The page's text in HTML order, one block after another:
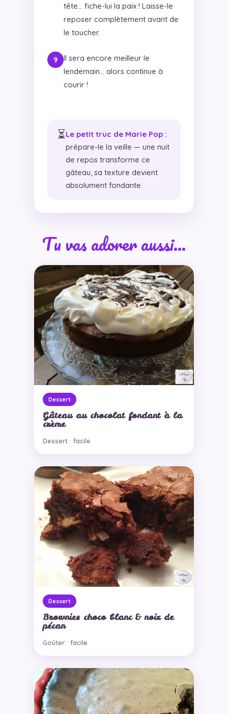
tête… fiche-lui la paix ! Laisse-le
reposer complètement avant de
le toucher.
Il sera encore meilleur le
lendemain… alors continue à
courir !
⏳Le petit truc de Marie Pop :
prépare-le la veille — une nuit
de repos transforme ce
gâteau, sa texture devient
absolument fondante.
Tu vas adorer aussi…
Dessert
Gâteau au chocolat fondant à la
crème
Dessert · facile
Dessert
Brownies choco blanc & noix de
pécan
Goûter · facile